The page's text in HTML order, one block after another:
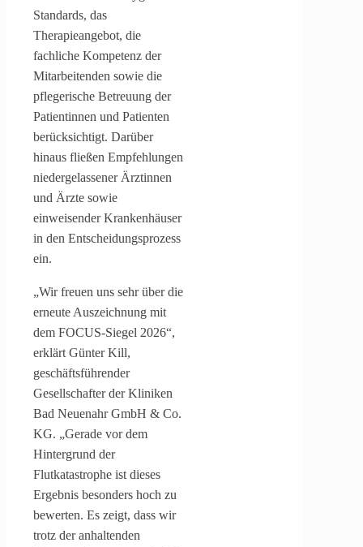
Standards, das
Therapieangebot, die
fachliche Kompetenz der
Mitarbeitenden sowie die
pflegerische Betreuung der
Patientinnen und Patienten
berücksichtigt. Darüber
hinaus fließen Empfehlungen
niedergelassener Ärztinnen
und Ärzte sowie
einweisender Krankenhäuser
in den Entscheidungsprozess
ein.
„Wir freuen uns sehr über die
erneute Auszeichnung mit
dem FOCUS-Siegel 2026“,
erklärt Günter Kill,
geschäftsführender
Gesellschafter der Kliniken
Bad Neuenahr GmbH & Co.
KG. „Gerade vor dem
Hintergrund der
Flutkatastrophe ist dieses
Ergebnis besonders hoch zu
bewerten. Es zeigt, dass wir
trotz der anhaltenden